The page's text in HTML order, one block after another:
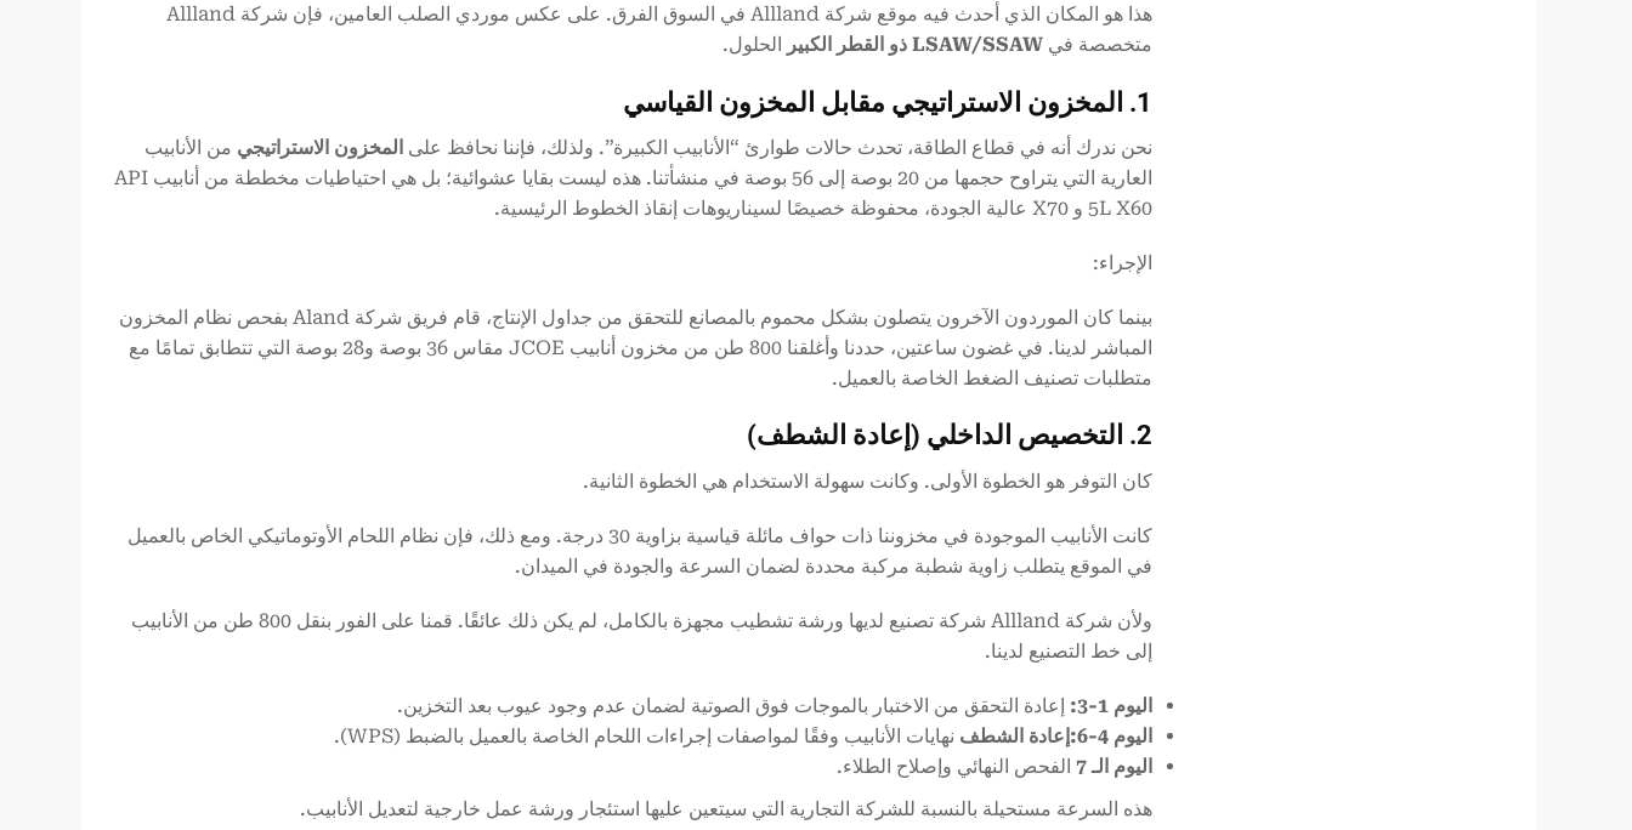
هذا هو المكان الذي أحدث فيه موقع شركة Allland في السوق الفرق. على عكس موردي الصلب العامين، فإن شركة Allland
متخصصة في LSAW/SSAW ذو القطر الكبير الحلول.
1. المخزون الاستراتيجي مقابل المخزون القياسي
نحن ندرك أنه في قطاع الطاقة، تحدث حالات طوارئ “الأنابيب الكبيرة”. ولذلك، فإننا نحافظ على المخزون الاستراتيجي من الأنابيب
العارية التي يتراوح حجمها من 20 بوصة إلى 56 بوصة في منشأتنا. هذه ليست بقايا عشوائية؛ بل هي احتياطيات مخططة من أنابيب API
5L X60 و X70 عالية الجودة، محفوظة خصيصًا لسيناريوهات إنقاذ الخطوط الرئيسية.
الإجراء:
بينما كان الموردون الآخرون يتصلون بشكل محموم بالمصانع للتحقق من جداول الإنتاج، قام فريق شركة Aland بفحص نظام المخزون
المباشر لدينا. في غضون ساعتين، حددنا وأغلقنا 800 طن من مخزون أنابيب JCOE مقاس 36 بوصة و28 بوصة التي تتطابق تمامًا مع
متطلبات تصنيف الضغط الخاصة بالعميل.
2. التخصيص الداخلي (إعادة الشطف)
كان التوفر هو الخطوة الأولى. وكانت سهولة الاستخدام هي الخطوة الثانية.
كانت الأنابيب الموجودة في مخزوننا ذات حواف مائلة قياسية بزاوية 30 درجة. ومع ذلك، فإن نظام اللحام الأوتوماتيكي الخاص بالعميل
في الموقع يتطلب زاوية شطبة مركبة محددة لضمان السرعة والجودة في الميدان.
ولأن شركة Allland شركة تصنيع لديها ورشة تشطيب مجهزة بالكامل، لم يكن ذلك عائقًا. قمنا على الفور بنقل 800 طن من الأنابيب
إلى خط التصنيع لدينا.
اليوم 1-3:
إعادة التحقق من الاختبار بالموجات فوق الصوتية لضمان عدم وجود عيوب بعد التخزين.
اليوم 4-6:إعادة الشطف
نهايات الأنابيب وفقًا لمواصفات إجراءات اللحام الخاصة بالعميل بالضبط (WPS).
اليوم الـ 7
الفحص النهائي وإصلاح الطلاء.
هذه السرعة مستحيلة بالنسبة للشركة التجارية التي سيتعين عليها استئجار ورشة عمل خارجية لتعديل الأنابيب.